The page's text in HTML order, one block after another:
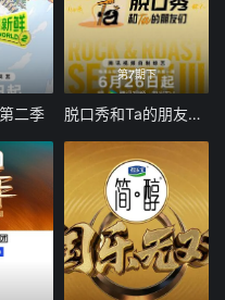
二季
第7期下
脱口秀和Ta的朋友们 第三季